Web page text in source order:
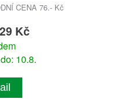
CENA 76.- Kč
Kč
10.8.